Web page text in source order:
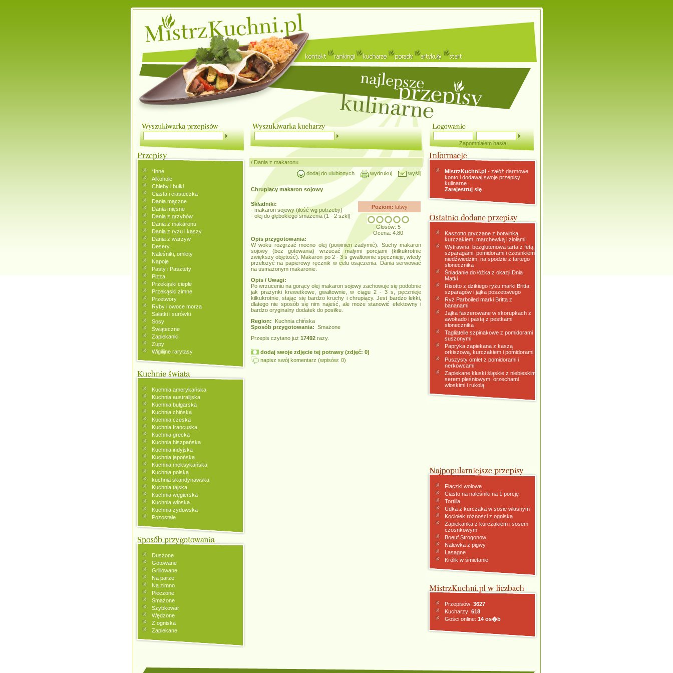
Zapomniałem hasła
*Inne
Alkohole
Chleby i bułki
Ciasta i ciasteczka
Dania mączne
Dania mięsne
Dania z grzybów
Dania z makaronu
Dania z ryżu i kaszy
Dania z warzyw
Desery
Naleśniki, omlety
Napoje
Pasty i Pasztety
Pizza
Przekąski ciepłe
Przekąski zimne
Przetwory
Ryby i owoce morza
Sałatki i surówki
Sosy
Świąteczne
Zapiekanki
Zupy
Wigilijne rarytasy
Kuchnia amerykańska
Kuchnia australijska
Kuchnia bułgarska
Kuchnia chińska
Kuchnia czeska
Kuchnia francuska
Kuchnia grecka
Kuchnia hiszpańska
Kuchnia indyjska
Kuchnia japońska
Kuchnia meksykańska
Kuchnia polska
kuchnia skandynawska
Kuchnia tajska
Kuchnia węgierska
Kuchnia włoska
Kuchnia żydowska
Pozostałe
Duszone
Gotowane
Grillowane
Na parze
Na zimno
Pieczone
Smażone
Szybkowar
Wędzone
Z ogniska
Zapiekane
/ Dania z makaronu
dodaj do ulubionych
wydrukuj wyślij
Chrupiący makaron sojowy
Poziom: łatwy
Głosów: 5
Ocena: 4.80
Składniki:
- makaron sojowy (ilość wg potrzeby)
- olej do głębokiego smażenia (1 - 2 szkl)
Opis przygotowania:
W woku rozgrzać mocno olej (powinien zadymić). Suchy makaron
sojowy (bez gotowania) wrzucać małymi porcjami (kilkukrotnie
zwiększy objętość). Makaron po 2 - 3 s gwałtownie spęcznieje, wtedy
przełożyć na papierowy ręcznik w celu osączenia. Dania serwować
na usmażonym makaronie.
Opis / Uwagi:
Po wrzuceniu na gorący olej makaron sojowy zachowuje się podobnie
jak prażynki krewetkowe, gwałtownie, w ciągu 2 - 3 s, pęcznieje
kilkukrotnie, stając się bardzo kruchy i chrupiący. Jest bardzo lekki,
dlatego nie sposób się nim najeść, ale może stanowić efektowny i
bardzo oryginalny dodatek do posiłku.
Region: Kuchnia chińska
Sposób przygotowania: Smażone
Przepis czytano już 17492 razy.
dodaj swoje zdjęcie tej potrawy (zdjęć: 0)
napisz swój komentarz (wpisów: 0)
MistrzKuchni.pl- załóż darmowe
konto i dodawaj swoje przepisy
kulinarne.
Zarejestruj się
Kaszotto gryczane z botwinką,
kurczakiem, marchewką i ziołami
Wytrawna, bezglutenowa tarta z fetą,
szparagami, pomidorami i czosnkiem
niedźwiedzim, na spodzie z tartego
słonecznika
Śniadanie do łóżka z okazji Dnia
Matki
Risotto z dzikiego ryżu marki Britta,
szparagów i jajka poszetowego
Ryż Parboiled marki Britta z
bananami
Jajka faszerowane w skorupkach z
awokado i pastą z pestkami
słonecznika
Tagliatelle szpinakowe z pomidorami
suszonymi
Papryka zapiekana z kaszą
orkiszową, kurczakiem i pomidorami
Puszysty omlet z pomidorami i
nerkowcami
Zapiekane kluski śląskie z niebieskim
serem pleśniowym, orzechami
włoskimi i rukolą
Flaczki wołowe
Ciasto na naleśniki na 1 porcję
Tortilla
Udka z kurczaka w sosie własnym
Kociołek różności z ogniska
Zapiekanka z kurczakiem i sosem
czosnkowym
Boeuf Strogonow
Nalewka z pigwy
Lasagne
Królik w śmietanie
Przepisów: 3627
Kucharzy: 618
Gości online: 14 os�b